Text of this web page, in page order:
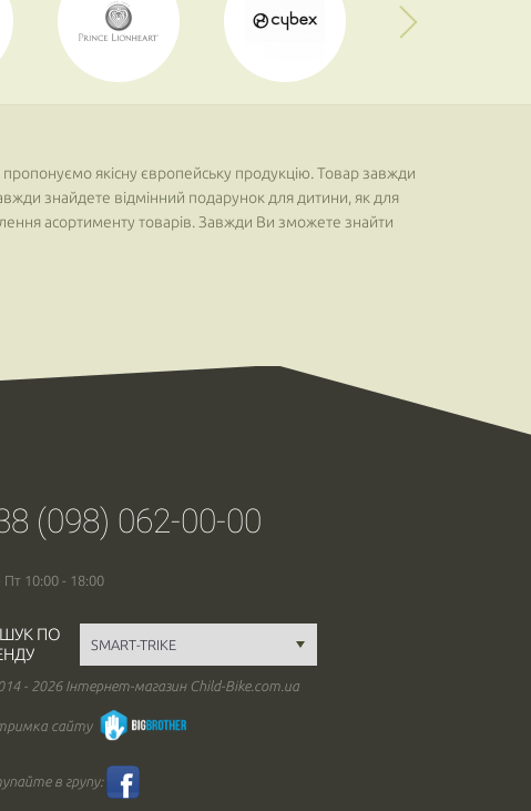
якісну європейську продукцію. Товар завжди
знайдете відмінний подарунок для дитини, як для
асортименту товарів. Завжди Ви зможете знайти
(098) 062-00-00
Пт 10:00 - 18:00
ПО
- 2026 Інтернет-магазин Child-Bike.com.ua
сайту
в групу: